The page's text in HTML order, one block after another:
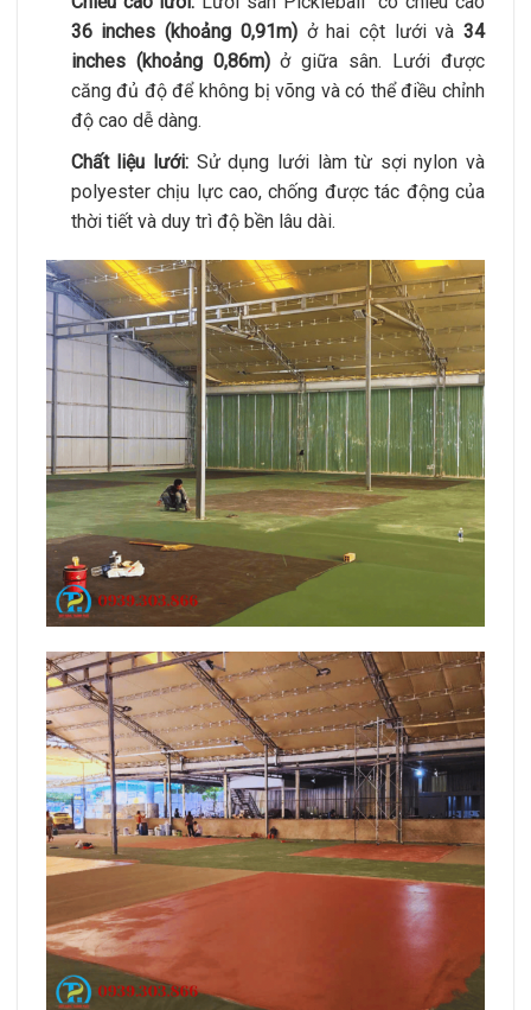
36 inches (khoảng 0,91m)ở hai cột lưới và34
inches (khoảng 0,86m)ở giữa sân. Lưới được
căng đủ độ để không bị võng và có thể điều chỉnh
độ cao dễ dàng.
Chất liệu lưới: Sử dụng lưới làm từ sợi nylon và
polyester chịu lực cao, chống được tác động của
thời tiết và duy trì độ bền lâu dài.